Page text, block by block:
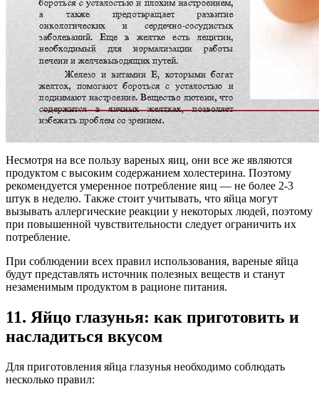
Несмотря на все пользу вареных яиц, они все же являются
продуктом с высоким содержанием холестерина. Поэтому
рекомендуется умеренное потребление яиц — не более 2-3
штук в неделю. Также стоит учитывать, что яйца могут
вызывать аллергические реакции у некоторых людей, поэтому
при повышенной чувствительности следует ограничить их
потребление.
При соблюдении всех правил использования, вареные яйца
будут представлять источник полезных веществ и станут
незаменимым продуктом в рационе питания.
11. Яйцо глазунья: как приготовить и
насладиться вкусом
Для приготовления яйца глазунья необходимо соблюдать
несколько правил: